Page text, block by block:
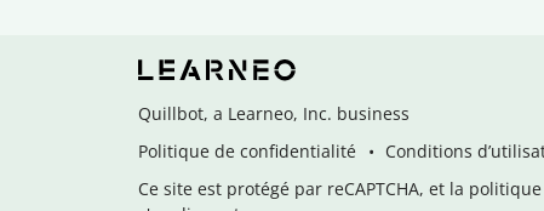
Quillbot, a Learneo, Inc. business
Politique de confidentialité
Conditions
Ce site est protégé par reCAPTCHA, et la